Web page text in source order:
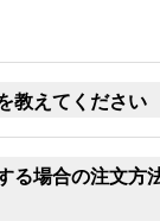
教えてください
る場合の注文方